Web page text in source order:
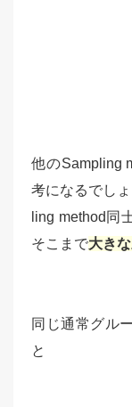
他のSampling
考になるでし
ling method同
そこまで大き
同じ通常グル
と